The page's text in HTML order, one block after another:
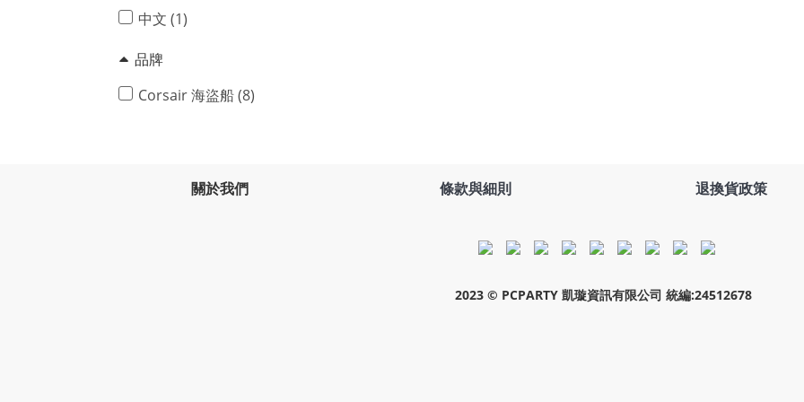
中文 (1)
品牌
Corsair 海盜船 (8)
關於我們 條款與細則 退換貨政策
2023 © PCPARTY 凱璇資訊有限公司 統編:24512678